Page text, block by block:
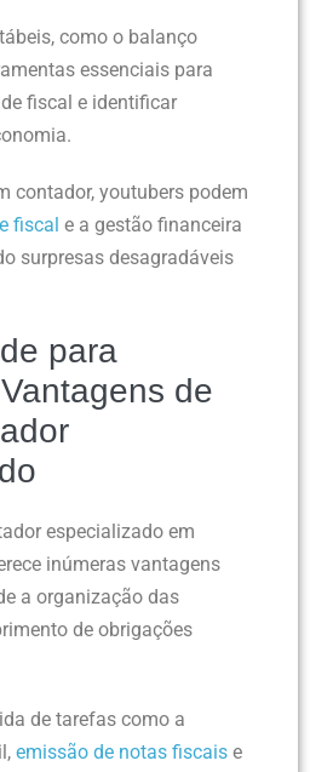
como o balanço
essenciais para
fiscal e identificar
contador, youtubers podem
fiscal e a gestão financeira
surpresas desagradáveis
para
de
especializado em
inúmeras vantagens
a organização das
de obrigações
de tarefas como a
emissão de notas fiscais e